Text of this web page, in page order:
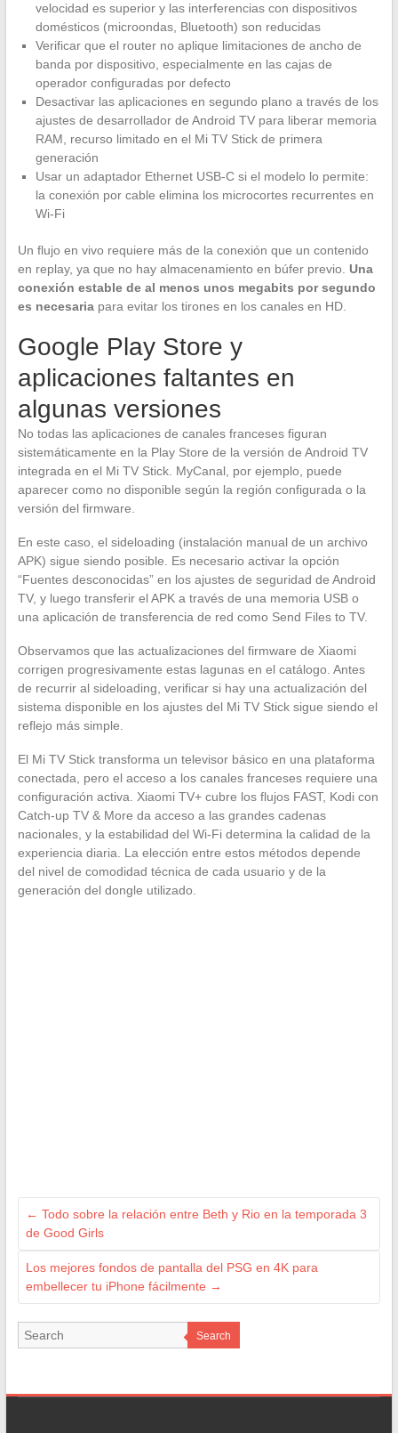
velocidad es superior y las interferencias con dispositivos
domésticos (microondas, Bluetooth) son reducidas
Verificar que el router no aplique limitaciones de ancho de
banda por dispositivo, especialmente en las cajas de
operador configuradas por defecto
Desactivar las aplicaciones en segundo plano a través de los
ajustes de desarrollador de Android TV para liberar memoria
RAM, recurso limitado en el Mi TV Stick de primera
generación
Usar un adaptador Ethernet USB-C si el modelo lo permite:
la conexión por cable elimina los microcortes recurrentes en
Wi-Fi
Un flujo en vivo requiere más de la conexión que un contenido
en replay, ya que no hay almacenamiento en búfer previo. Una
conexión estable de al menos unos megabits por segundo
es necesariapara evitar los tirones en los canales en HD.
Google Play Store y
aplicaciones faltantes en
algunas versiones
No todas las aplicaciones de canales franceses figuran
sistemáticamente en la Play Store de la versión de Android TV
integrada en el Mi TV Stick. MyCanal, por ejemplo, puede
aparecer como no disponible según la región configurada o la
versión del firmware.
En este caso, el sideloading (instalación manual de un archivo
APK) sigue siendo posible. Es necesario activar la opción
“Fuentes desconocidas” en los ajustes de seguridad de Android
TV, y luego transferir el APK a través de una memoria USB o
una aplicación de transferencia de red como Send Files to TV.
Observamos que las actualizaciones del firmware de Xiaomi
corrigen progresivamente estas lagunas en el catálogo. Antes
de recurrir al sideloading, verificar si hay una actualización del
sistema disponible en los ajustes del Mi TV Stick sigue siendo el
reflejo más simple.
El Mi TV Stick transforma un televisor básico en una plataforma
conectada, pero el acceso a los canales franceses requiere una
configuración activa. Xiaomi TV+ cubre los flujos FAST, Kodi con
Catch-up TV & More da acceso a las grandes cadenas
nacionales, y la estabilidad del Wi-Fi determina la calidad de la
experiencia diaria. La elección entre estos métodos depende
del nivel de comodidad técnica de cada usuario y de la
generación del dongle utilizado.
← Todo sobre la relación entre Beth y Rio en la temporada 3
de Good Girls
Los mejores fondos de pantalla del PSG en 4K para
embellecer tu iPhone fácilmente →
Search